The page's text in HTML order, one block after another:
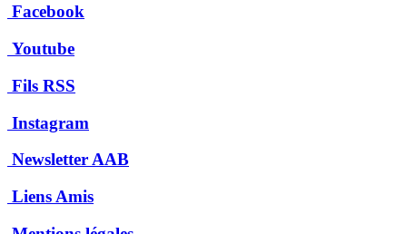
Facebook
Youtube
Fils RSS
Instagram
Newsletter AAB
Liens Amis